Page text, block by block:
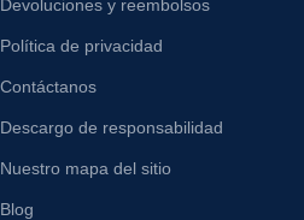
Devoluciones y reembolsos
Política de privacidad
Contáctanos
Descargo de responsabilidad
Nuestro mapa del sitio
Blog